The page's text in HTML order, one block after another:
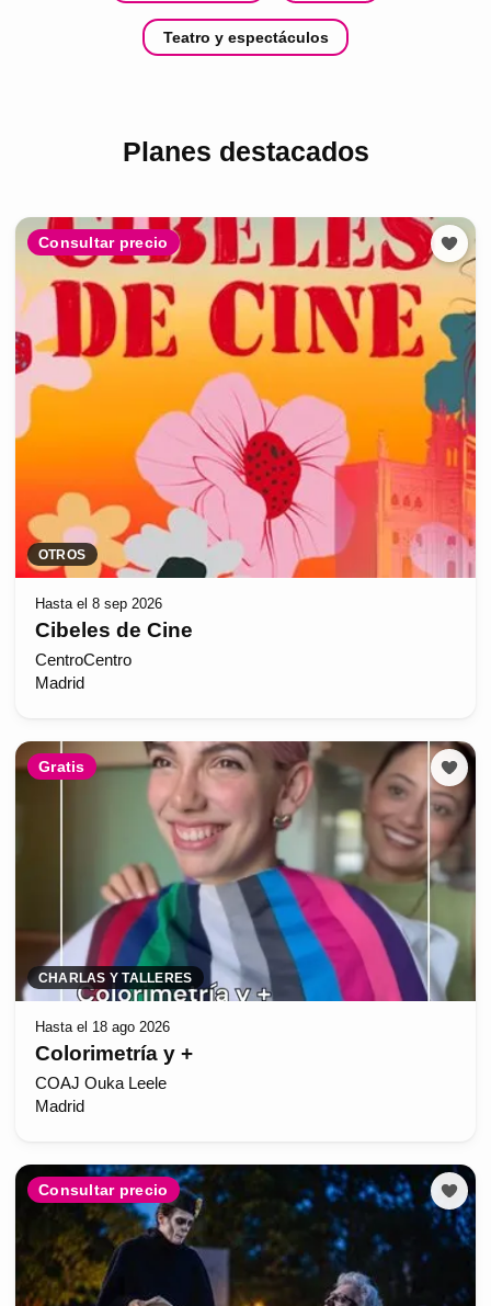
Teatro y espectáculos
Planes destacados
Consultar precio
OTROS
Hasta el 8 sep 2026
Cibeles de Cine
CentroCentro
Madrid
Gratis
CHARLAS Y TALLERES
Hasta el 18 ago 2026
Colorimetría y +
COAJ Ouka Leele
Madrid
Consultar precio